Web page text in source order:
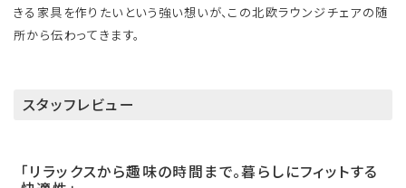
きる家具を作りたいという強い想いが、この北欧ラウンジチェアの随
所から伝わってきます。
スタッフレビュー
「リラックスから趣味の時間まで。暮らしにフィットする